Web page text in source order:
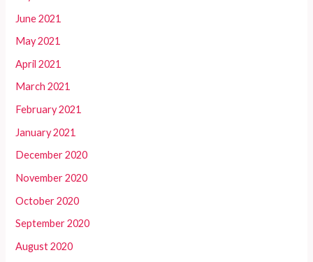
June 2021
May 2021
April 2021
March 2021
February 2021
January 2021
December 2020
November 2020
October 2020
September 2020
August 2020